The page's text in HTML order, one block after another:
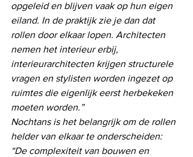
opgeleid en blijven vaak op hun eigen
eiland. In de praktijk zie je dan dat
rollen door elkaar lopen. Architecten
nemen het interieur erbij,
interieurarchitecten krijgen structurele
vragen en stylisten worden ingezet op
ruimtes die eigenlijk eerst herbekeken
moeten worden.”
Nochtans is het belangrijk om de rollen
helder van elkaar te onderscheiden:
“De complexiteit van bouwen en